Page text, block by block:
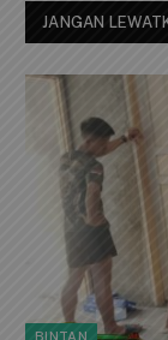
JANGAN
BINTAN